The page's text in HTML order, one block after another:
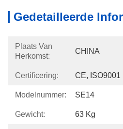
Gedetailleerde
Plaats Van
Herkomst:
CHINA
Certificering: CE, ISO9001
Modelnummer: SE14
Gewicht: 63 Kg